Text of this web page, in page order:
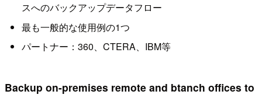
スへのバックアップデータフロー
最も一般的な使用例の1つ
パートナー：360、CTERA、IBM等
Backup on-premises remote and btanch offices to